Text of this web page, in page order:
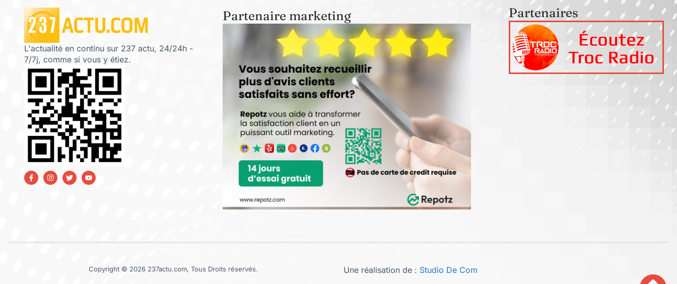
L'actualité en continu sur 237 actu, 24/24h -
7/7j, comme si vous y étiez.
Partenaire marketing Partenaires
Copyright © 2026 237actu.com, Tous Droits réservés. Une réalisation de : Studio De Com